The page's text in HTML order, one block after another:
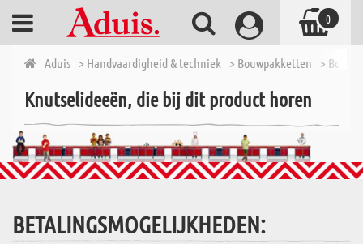
Aduis > Handvaardigheid & techniek > Bouwpakketten >
Knutselideeën, die bij dit product horen
BETALINGSMOGELIJKHEDEN:
0